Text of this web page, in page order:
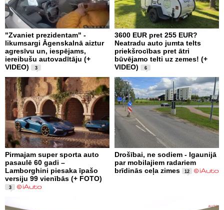
"Zvaniet prezidentam" -
likumsargi Āgenskalnā aiztur
agresīvu un, iespējams,
iereibušu autovadītāju (+
VIDEO)
3
3600 EUR pret 255 EUR?
Neatradu auto jumta telts
priekšrocības pret ātri
būvējamo telti uz zemes! (+
VIDEO)
6
Pirmajam super sporta auto
pasaulē 60 gadi –
Lamborghini piesaka īpašo
versiju 99 vienībās (+ FOTO)
3
Drošībai, ne sodiem - Igaunijā
par mobilajiem radariem
brīdinās ceļa zimes
12